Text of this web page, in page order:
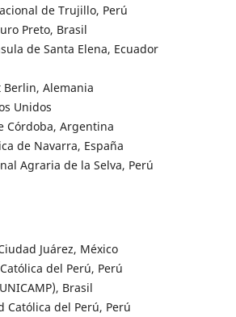
de Trujillo, Perú
Preto, Brasil
de Santa Elena, Ecuador
Alemania
Unidos
Córdoba, Argentina
de Navarra, España
Agraria de la Selva, Perú
Juárez, México
del Perú, Perú
Brasil
Católica del Perú, Perú